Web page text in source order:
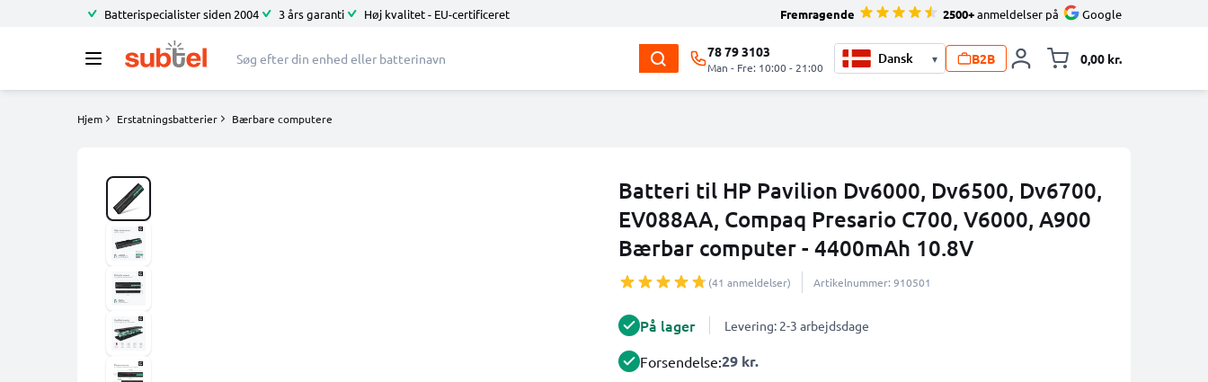
Batterispecialister siden 2004 3 års garanti Høj kvalitet - EU-certificeret Fremragende 2500+anmeldelser på Google
78 79 3103
Man - Fre: 10:00 - 21:00
▾ B2B 0,00 kr.
Hjem Erstatningsbatterier Bærbare computere
Batteri til HP Pavilion Dv6000, Dv6500, Dv6700,
EV088AA, Compaq Presario C700, V6000, A900
Bærbar computer - 4400mAh 10.8V
(41 anmeldelser) Artikelnummer: 910501
På lager Levering: 2-3 arbejdsdage
Forsendelse:29 kr.